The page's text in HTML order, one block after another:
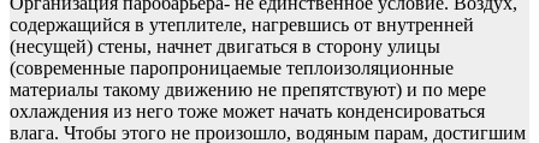
содержащийся в утеплителе, нагревшись от внутренней
(несущей) стены, начнет двигаться в сторону улицы
(современные паропроницаемые теплоизоляционные
материалы такому движению не препятствуют) и по мере
охлаждения из него тоже может начать конденсироваться
влага. Чтобы этого не произошло, водяным парам, достигшим